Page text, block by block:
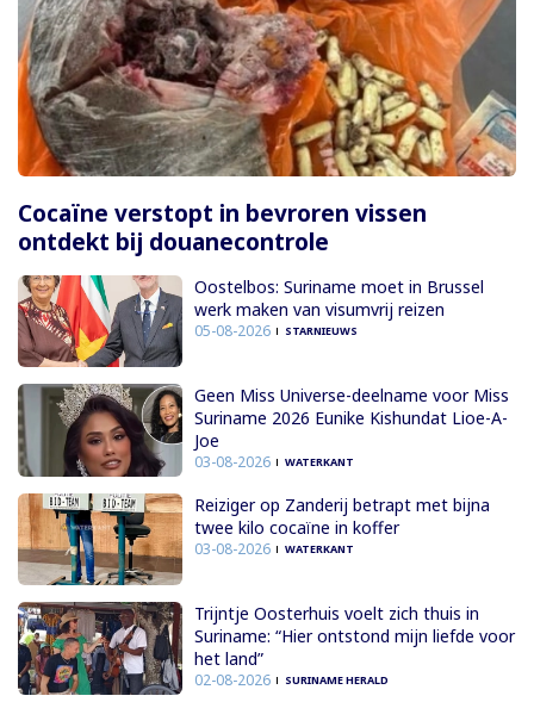
Cocaïne verstopt in bevroren vissen
ontdekt bij douanecontrole
Oostelbos: Suriname moet in Brussel
werk maken van visumvrij reizen
05-08-2026 STARNIEUWS
Geen Miss Universe-deelname voor Miss
Suriname 2026 Eunike Kishundat Lioe-A-
Joe
03-08-2026 WATERKANT
Reiziger op Zanderij betrapt met bijna
twee kilo cocaïne in koffer
03-08-2026 WATERKANT
Trijntje Oosterhuis voelt zich thuis in
Suriname: “Hier ontstond mijn liefde voor
het land”
02-08-2026 SURINAME HERALD